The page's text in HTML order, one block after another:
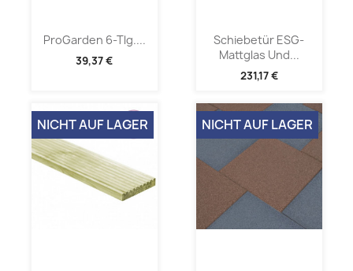
ProGarden 6-Tlg....
39,37 €
Schiebetür ESG-
Mattglas Und...
231,17 €
NICHT AUF LAGER NICHT AUF LAGER